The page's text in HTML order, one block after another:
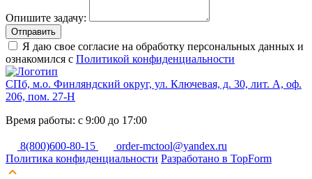
Опишите задачу:
Отправить
Я даю свое согласие на обработку персональных данных и
ознакомился с Политикой конфиденциальности
СПб, м.о. Финляндский округ, ул. Ключевая, д. 30, лит. А, оф.
206, пом. 27-Н
Время работы: с 9:00 до 17:00
8(800)600-80-15
order-mctool@yandex.ru
Политика конфиденциальности Разработано в TopForm